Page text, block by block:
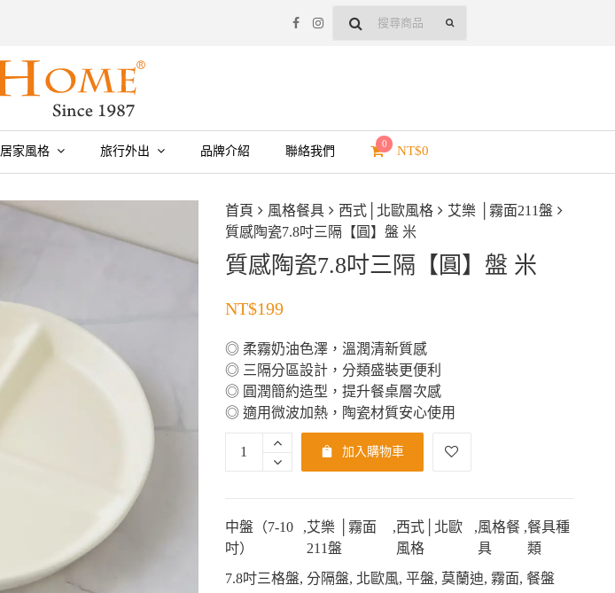
居家風格 旅行外出 品牌介紹 聯絡我們
0 NT$0
首頁 風格餐具 西式│北歐風格
艾樂 │霧面211盤
質感陶瓷7.8吋三隔【圓】盤 米
質感陶瓷7.8吋三隔【圓】盤 米
NT$199
◎ 柔霧奶油色澤，溫潤清新質感
◎ 三隔分區設計，分類盛裝更便利
◎ 圓潤簡約造型，提升餐桌層次感
◎ 適用微波加熱，陶瓷材質安心使用
加入購物車
中盤（7-10
吋）
,艾樂 │霧面
211盤
,西式│北歐
風格
,風格餐
具
,餐具種
類
7.8吋三格盤, 分隔盤, 北歐風, 平盤, 莫蘭迪, 霧面, 餐盤